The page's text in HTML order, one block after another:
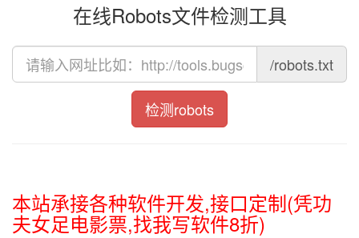
在线Robots文件检测工具
/robots.txt
检测robots
本站承接各种软件开发,接口定制(凭功
夫女足电影票,找我写软件8折)